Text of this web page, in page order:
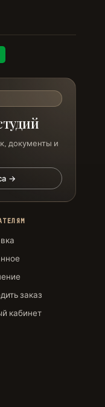
документы и
→
заказ
кабинет